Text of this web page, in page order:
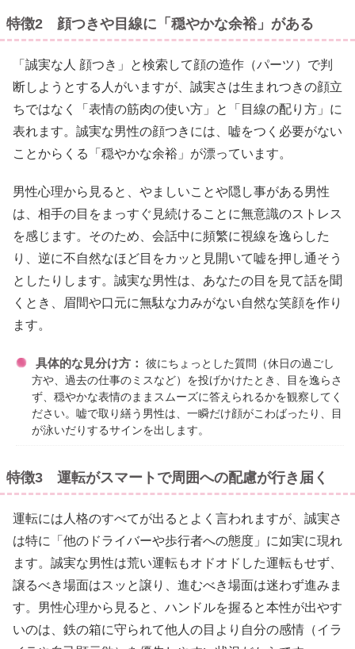
特徴2 顔つきや目線に「穏やかな余裕」がある
「誠実な人 顔つき」と検索して顔の造作（パーツ）で判
断しようとする人がいますが、誠実さは生まれつきの顔立
ちではなく「表情の筋肉の使い方」と「目線の配り方」に
表れます。誠実な男性の顔つきには、嘘をつく必要がない
ことからくる「穏やかな余裕」が漂っています。
男性心理から見ると、やましいことや隠し事がある男性
は、相手の目をまっすぐ見続けることに無意識のストレス
を感じます。そのため、会話中に頻繁に視線を逸らした
り、逆に不自然なほど目をカッと見開いて嘘を押し通そう
としたりします。誠実な男性は、あなたの目を見て話を聞
くとき、眉間や口元に無駄な力みがない自然な笑顔を作り
ます。
具体的な見分け方：
彼にちょっとした質問（休日の過ごし
方や、過去の仕事のミスなど）を投げかけたとき、目を逸らさ
ず、穏やかな表情のままスムーズに答えられるかを観察してく
ださい。嘘で取り繕う男性は、一瞬だけ顔がこわばったり、目
が泳いだりするサインを出します。
特徴3 運転がスマートで周囲への配慮が行き届く
運転には人格のすべてが出るとよく言われますが、誠実さ
は特に「他のドライバーや歩行者への態度」に如実に現れ
ます。誠実な男性は荒い運転もオドオドした運転もせず、
譲るべき場面はスッと譲り、進むべき場面は迷わず進みま
す。男性心理から見ると、ハンドルを握ると本性が出やす
いのは、鉄の箱に守られて他人の目より自分の感情（イラ